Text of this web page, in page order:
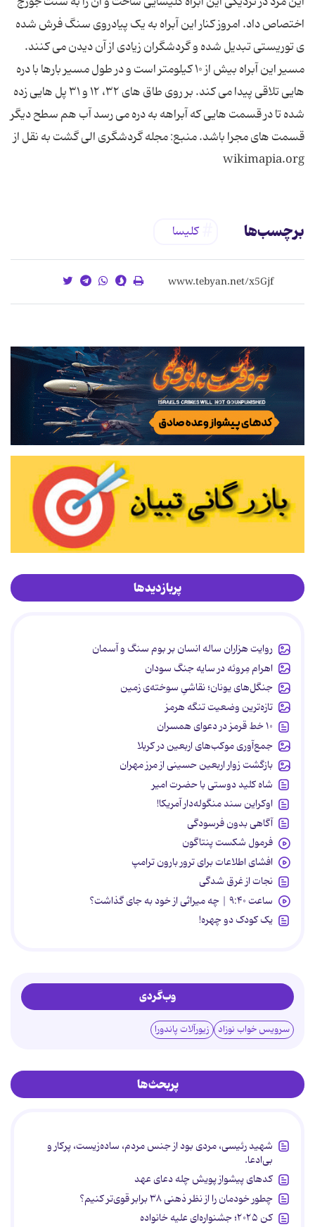
اختصاص داد. امروز کنار این آبراه به یک پیادروی سنگ فرش شده
ی توریستی تبدیل شده و گردشگران زیادی از آن دیدن می کنند.
مسیر این آبراه بیش از ۱۰ کیلومتر است و در طول مسیر بارها با دره
هایی تلاقی پیدا می کند. بر روی طاق های ۳۲، ۱۲ و ۳۱ پل هایی زده
شده تا در قسمت هایی که آبراهه به دره می رسد آب هم سطح دیگر
قسمت های مجرا باشد. منبع: مجله گردشگری الی گشت به نقل از
wikimapia.org
برچسب‌ها کلیسا
پربازدیدها
روایت هزاران ساله انسان بر بوم سنگ و آسمان
اهرام مِروئه در سایه جنگ سودان
جنگل‌های یونان؛ نقاشیِ سوخته‌ی زمین
تازه‌ترین وضعیت تنگه هرمز
۱۰ خط قرمز در دعوای همسران
جمع‌آوری موکب‌های اربعین در کربلا
بازگشت زوار اربعین حسینی از مرز مهران
شاه کلید دوستی با حضرت امیر
اوکراین سند منگوله‌دار آمریکا!
آگاهی بدون فرسودگی
فرمول شکست پنتاگون
افشای اطلاعات برای ترور بارون ترامپ
نجات از غرق شدگی
ساعت ۹:۴۰ | چه میراثی از خود به جای گذاشت؟
یک کودک دو چهره!
وب‌گردی
سرویس خواب نوزاد زیورآلات پاندورا
پربحث‌ها
شهید رئیسی، مردی بود از جنس مردم، ساده‌زیست، پرکار و
بی‌ادعا.
کدهای پیشواز پویش چله دعای عهد
چطور خودمان را از نظر ذهنی ۳۸ برابر قوی‌تر کنیم؟
کن ۲۰۲۵؛ جشنواره‌ای علیه خانواده